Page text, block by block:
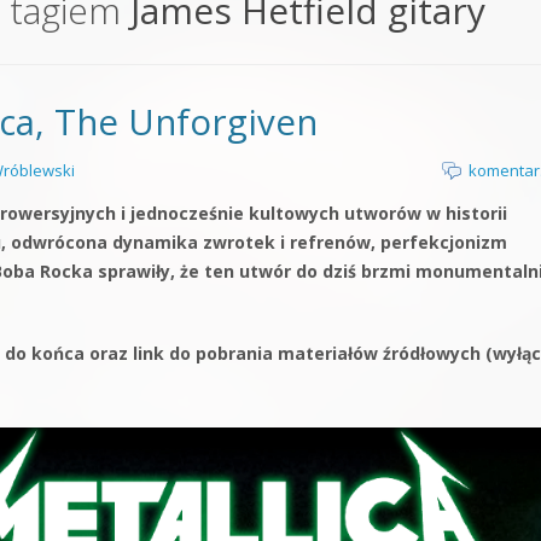
od podstaw
Kompendium
James Hetfield gitary
The Unforgiven
i jednocześnie kultowych utworów w historii
odwrócona dynamika zwrotek i refrenów, perfekcjonizm
Rocka sprawiły, że ten utwór do dziś brzmi
końca oraz link do pobrania materiałów źródłowych